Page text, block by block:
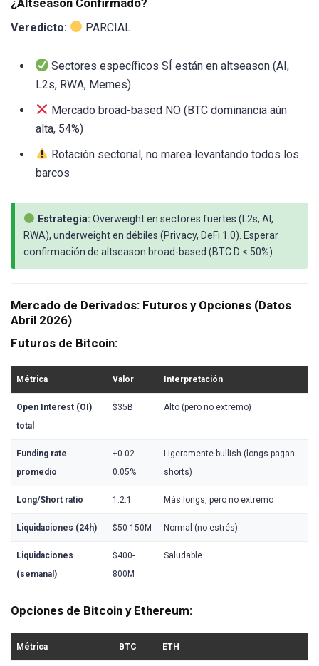
Veredicto: PARCIAL
Sectores específicos SÍ están en altseason (AI,
L2s, RWA, Memes)
Mercado broad-based NO (BTC dominancia aún
alta, 54%)
Rotación sectorial, no marea levantando todos los
barcos
Estrategia: Overweight en sectores fuertes (L2s, AI,
RWA), underweight en débiles (Privacy, DeFi 1.0). Esperar
confirmación de altseason broad-based (BTC.D < 50%).
Mercado de Derivados: Futuros y Opciones (Datos
Abril 2026)
Futuros de Bitcoin:
Métrica Valor Interpretación
Open Interest (OI)
total
$35B Alto (pero no extremo)
Funding rate
promedio
+0.02-
0.05%
Ligeramente bullish (longs pagan
shorts)
Long/Short ratio 1.2:1 Más longs, pero no extremo
Liquidaciones (24h) $50-150M Normal (no estrés)
Liquidaciones
(semanal)
$400-
800M
Saludable
Opciones de Bitcoin y Ethereum:
Métrica BTC ETH